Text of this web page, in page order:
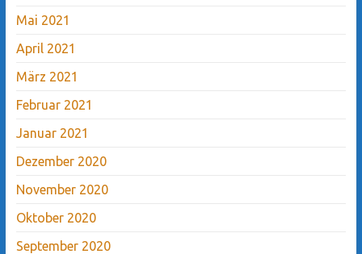
Mai 2021
April 2021
März 2021
Februar 2021
Januar 2021
Dezember 2020
November 2020
Oktober 2020
September 2020